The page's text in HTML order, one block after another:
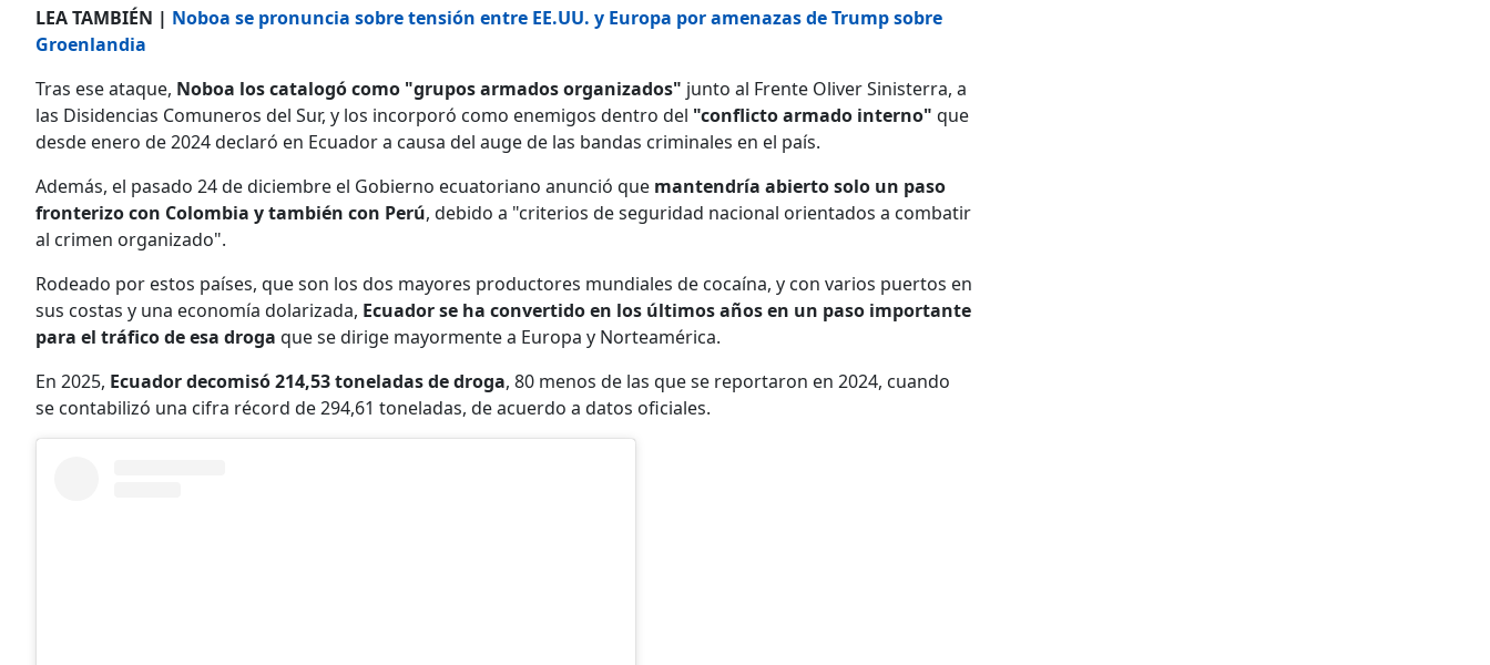
LEA TAMBIÉN | Noboa se pronuncia sobre tensión entre EE.UU. y Europa por amenazas de Trump sobre
Groenlandia
Tras ese ataque, Noboa los catalogó como "grupos armados organizados" junto al Frente Oliver Sinisterra, a
las Disidencias Comuneros del Sur, y los incorporó como enemigos dentro del "conflicto armado interno" que
desde enero de 2024 declaró en Ecuador a causa del auge de las bandas criminales en el país.
Además, el pasado 24 de diciembre el Gobierno ecuatoriano anunció que mantendría abierto solo un paso
fronterizo con Colombia y también con Perú, debido a "criterios de seguridad nacional orientados a combatir
al crimen organizado".
Rodeado por estos países, que son los dos mayores productores mundiales de cocaína, y con varios puertos en
sus costas y una economía dolarizada, Ecuador se ha convertido en los últimos años en un paso importante
para el tráfico de esa droga que se dirige mayormente a Europa y Norteamérica.
En 2025, Ecuador decomisó 214,53 toneladas de droga, 80 menos de las que se reportaron en 2024, cuando
se contabilizó una cifra récord de 294,61 toneladas, de acuerdo a datos oficiales.